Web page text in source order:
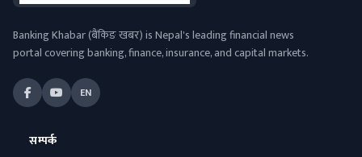
Banking Khabar (बैंकिङ खबर) is Nepal's leading financial news
portal covering banking, finance, insurance, and capital markets.
EN
सम्पर्क